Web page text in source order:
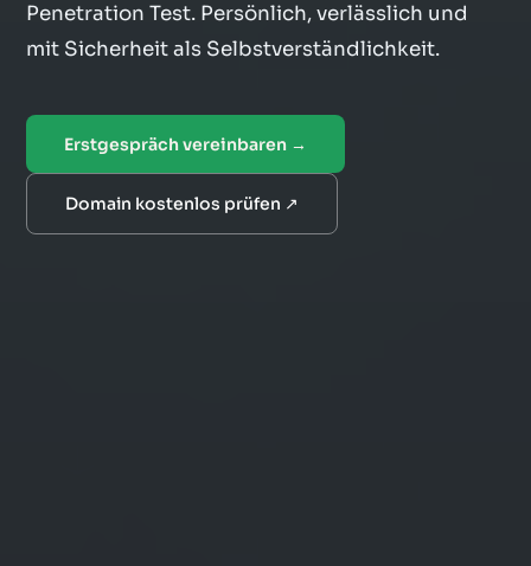
Penetration Test. Persönlich, verlässlich und
mit Sicherheit als Selbstverständlichkeit.
Erstgespräch vereinbaren →
Domain kostenlos prüfen ↗